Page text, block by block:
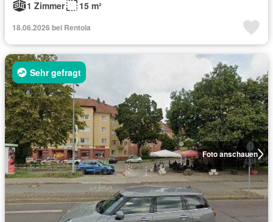
1 Zimmer
15 m²
18.06.2026 bei Rentola
Foto anschauen
Sehr gefragt